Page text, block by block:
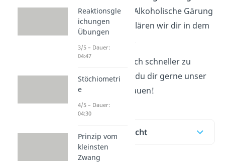
Wo findest du die Alkoholische Gärung
Alltag? Das erklären wir dir in dem
Um das Thema noch schneller zu
verstehen, kannst du dir gerne unser
Video
dazu anschauen!
Inhaltsübersicht
Reaktionsgle
ichungen
Übungen
3/5 – Dauer:
04:47
Stöchiometri
e
4/5 – Dauer:
04:30
Prinzip vom
kleinsten
Zwang